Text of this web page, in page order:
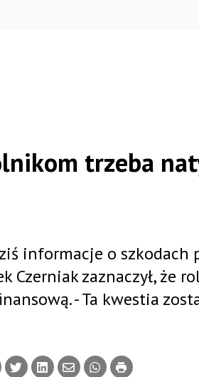
trzeba
informacje o szkodach
Czerniak zaznaczył, że
- Ta kwestia